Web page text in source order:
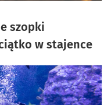
szopki
w stajence